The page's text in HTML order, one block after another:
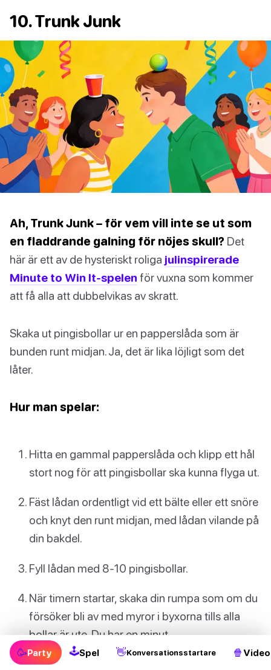
10. Trunk Junk
Ah, Trunk Junk – för vem vill inte se ut som
en fladdrande galning för nöjes skull? Det
här är ett av de hysteriskt roliga julinspirerade
Minute to Win It-spelen för vuxna som kommer
att få alla att dubbelvikas av skratt.
Skaka ut pingisbollar ur en papperslåda som är
bunden runt midjan. Ja, det är lika löjligt som det
låter.
Hur man spelar:
Hitta en gammal papperslåda och klipp ett hål
stort nog för att pingisbollar ska kunna flyga ut.
Fäst lådan ordentligt vid ett bälte eller ett snöre
och knyt den runt midjan, med lådan vilande på
din bakdel.
Fyll lådan med 8-10 pingisbollar.
När timern startar, skaka din rumpa som om du
försöker bli av med myror i byxorna tills alla
bollar är ute. Du har en minut.
🥳Party 🕹Spel 👋Konversationsstartare 🍿